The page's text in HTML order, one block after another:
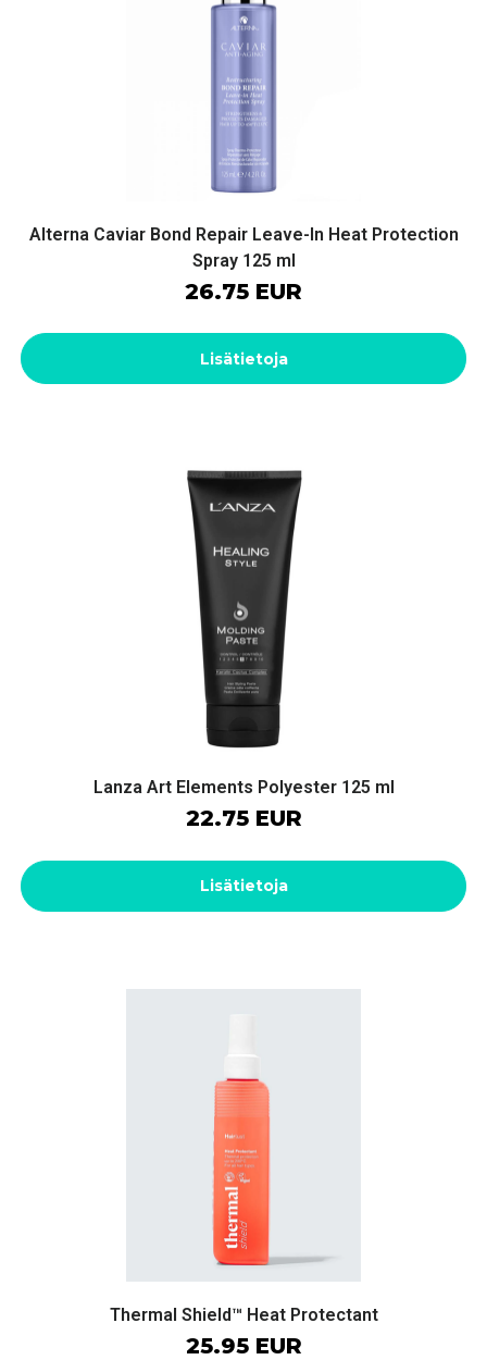
Alterna Caviar Bond Repair Leave-In Heat Protection
Spray 125 ml
26.75 EUR
Lisätietoja
Lanza Art Elements Polyester 125 ml
22.75 EUR
Lisätietoja
Thermal Shield™ Heat Protectant
25.95 EUR